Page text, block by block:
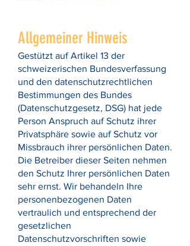
Allgemeiner Hinweis
Gestützt auf Artikel 13 der
schweizerischen Bundesverfassung
und den datenschutzrechtlichen
Bestimmungen des Bundes
(Datenschutzgesetz, DSG) hat jede
Person Anspruch auf Schutz ihrer
Privatsphäre sowie auf Schutz vor
Missbrauch ihrer persönlichen Daten.
Die Betreiber dieser Seiten nehmen
den Schutz Ihrer persönlichen Daten
sehr ernst. Wir behandeln Ihre
personenbezogenen Daten
vertraulich und entsprechend der
gesetzlichen
Datenschutzvorschriften sowie